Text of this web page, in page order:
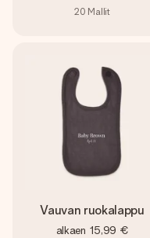
20 Mallit
Vauvan ruokalappu
alkaen 15,99 €